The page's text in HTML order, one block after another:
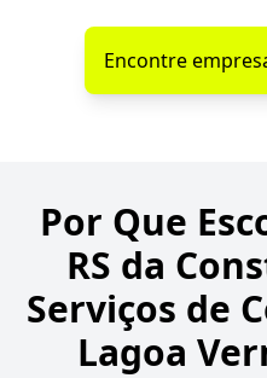
Encontre
Por Que
RS da
Serviços de
Lagoa